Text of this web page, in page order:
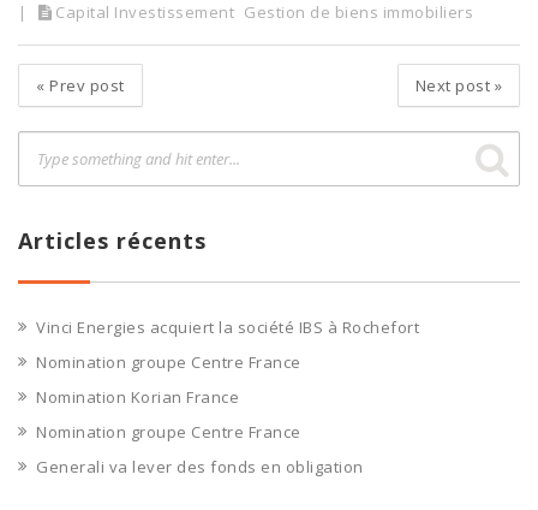
Capital Investissement Gestion de biens immobiliers
« Prev post Next post »
Articles récents
Vinci Energies acquiert la société IBS à Rochefort
Nomination groupe Centre France
Nomination Korian France
Nomination groupe Centre France
Generali va lever des fonds en obligation